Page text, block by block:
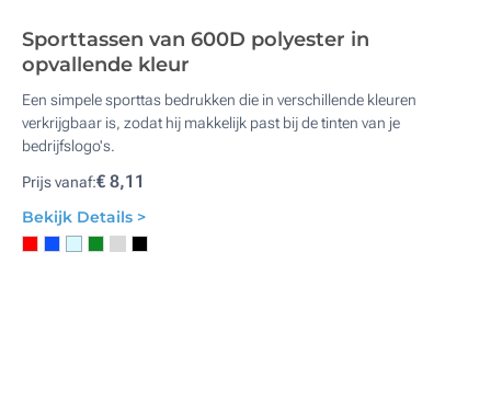
Sporttassen van 600D polyester in
opvallende kleur
Een simpele sporttas bedrukken die in verschillende kleuren
verkrijgbaar is, zodat hij makkelijk past bij de tinten van je
bedrijfslogo's.
Prijs vanaf:€ 8,11
Bekijk Details >